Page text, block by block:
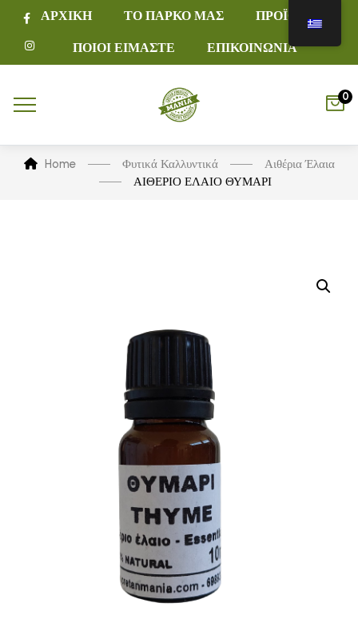
ΑΡΧΙΚΗ ΤΟ ΠΑΡΚΟ ΜΑΣ ΠΡΟΪΟΝΤΑ
ΠΟΙΟΙ ΕΙΜΑΣΤΕ ΕΠΙΚΟΙΝΩΝΙΑ
0
Home Φυτικά Καλλυντικά
Αιθέρια Έλαια
ΑΙΘΕΡΙΟ ΕΛΑΙΟ ΘΥΜΑΡΙ